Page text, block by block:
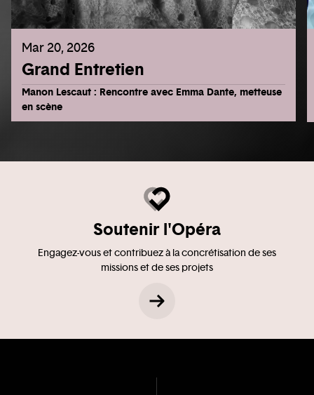
Mar 20, 2026
Grand Entretien
Manon Lescaut : Rencontre avec Emma Dante, metteuse
en scène
Soutenir l'Opéra
Engagez-vous et contribuez à la concrétisation de ses
missions et de ses projets